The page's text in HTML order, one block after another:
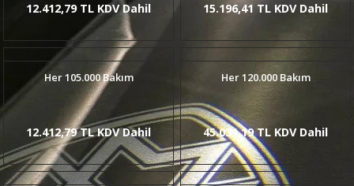
12.412,79 TL KDV Dahil 15.196,41 TL KDV Dahil
Her 105.000 Bakım
12.412,79 TL KDV Dahil
Her 120.000 Bakım
45.031,19 TL KDV Dahil